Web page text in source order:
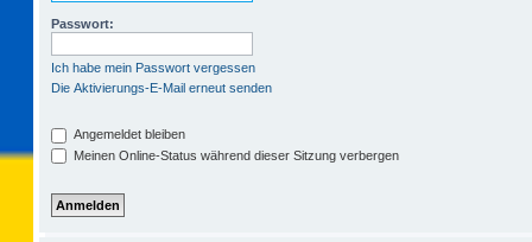
Passwort:
Ich habe mein Passwort vergessen
Die Aktivierungs-E-Mail erneut senden
Angemeldet bleiben
Meinen Online-Status während dieser Sitzung verbergen